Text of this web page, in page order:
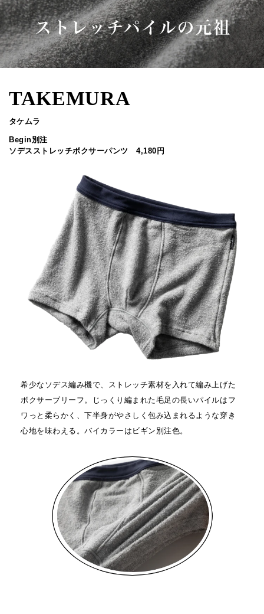
TAKEMURA
タケムラ
Begin別注
ソデスストレッチボクサーパンツ 4,180円
希少なソデス編み機で、ストレッチ素材を入れて編み上げた
ボクサーブリーフ。じっくり編まれた毛足の長いパイルはフ
ワっと柔らかく、下半身がやさしく包み込まれるような穿き
心地を味わえる。バイカラーはビギン別注色。